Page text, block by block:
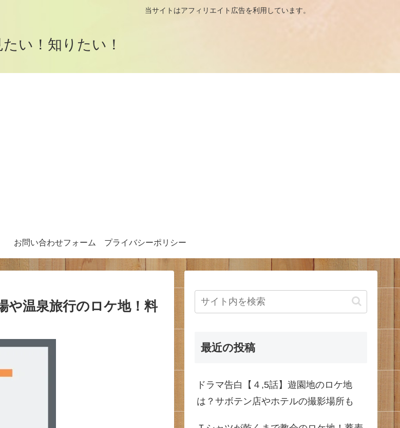
サイトはアフィリエイト広告を利用しています。
たい！知りたい！
お問い合わせフォーム プライバシーポリシー
や温泉旅行のロケ地！料
最近の投稿
ドラマ告白【４,5話】遊園地のロケ地
は？サボテン店やホテルの撮影場所も